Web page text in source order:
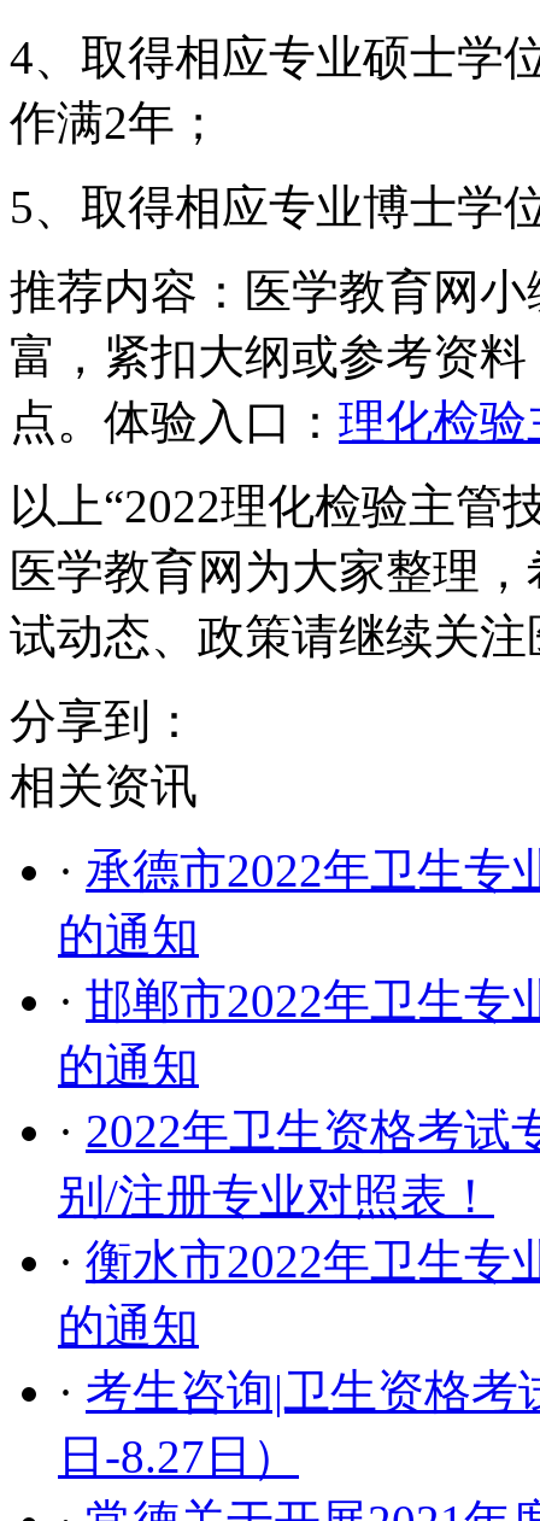
4、取得相应专业硕士学
作满2年；
5、取得相应专业博士学
推荐内容：医学教育网
富，紧扣大纲或参考资
点。体验入口： 理化检
以上“2022理化检验主管
医学教育网为大家整理
试动态、政策请继续关
分享到：
相关资讯
· 承德市2022年卫生专
的通知
· 邯郸市2022年卫生专
的通知
· 2022年卫生资格考试
别/注册专业对照表！
· 衡水市2022年卫生专
的通知
· 考生咨询|卫生资格考
日-8.27日）